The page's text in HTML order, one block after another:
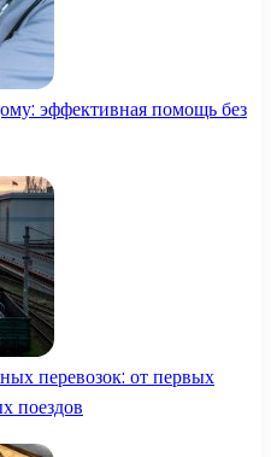
эффективная помощь без
перевозок: от первых
поездов